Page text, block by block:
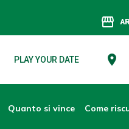
storefront
PLAY YOUR DATE place
Quanto si vince Come